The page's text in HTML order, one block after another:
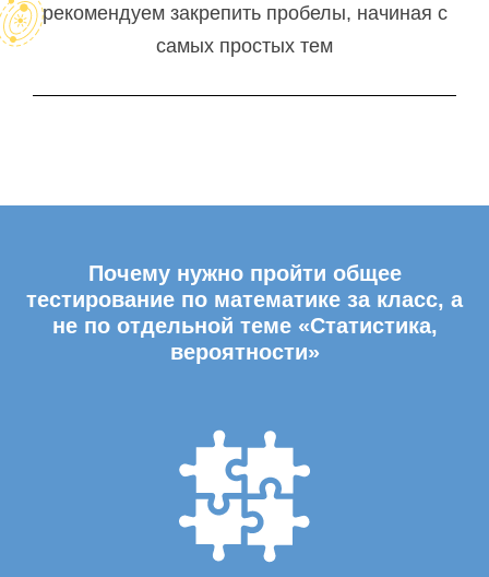
рекомендуем закрепить пробелы, начиная с
самых простых тем
Почему нужно пройти общее
тестирование по математике за класс, а
не по отдельной теме «Статистика,
вероятности»